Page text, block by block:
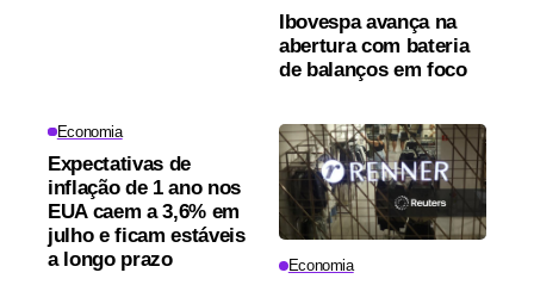
Ibovespa avança na
abertura com bateria
de balanços em foco
Economia
Expectativas de
inflação de 1 ano nos
EUA caem a 3,6% em
julho e ficam estáveis
a longo prazo
Economia